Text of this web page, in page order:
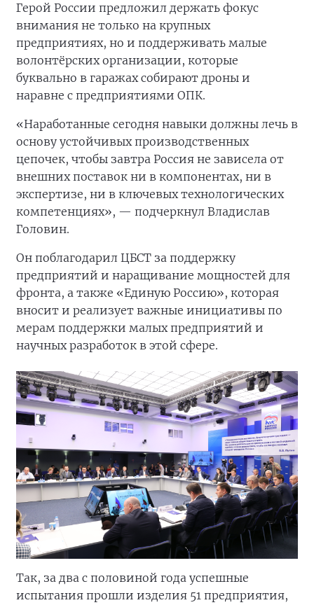
Герой России предложил держать фокус
внимания не только на крупных
предприятиях, но и поддерживать малые
волонтёрских организации, которые
буквально в гаражах собирают дроны и
наравне с предприятиями ОПК.
«Наработанные сегодня навыки должны лечь в
основу устойчивых производственных
цепочек, чтобы завтра Россия не зависела от
внешних поставок ни в компонентах, ни в
экспертизе, ни в ключевых технологических
компетенциях», — подчеркнул Владислав
Головин.
Он поблагодарил ЦБСТ за поддержку
предприятий и наращивание мощностей для
фронта, а также «Единую Россию», которая
вносит и реализует важные инициативы по
мерам поддержки малых предприятий и
научных разработок в этой сфере.
Так, за два с половиной года успешные
испытания прошли изделия 51 предприятия,